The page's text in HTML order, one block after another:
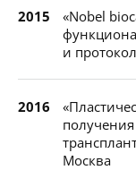
2015
«Nobel
и
2016
Москва